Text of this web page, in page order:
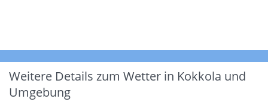
Weitere Details zum Wetter in Kokkola und
Umgebung